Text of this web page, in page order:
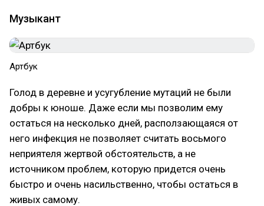
Музыкант
Артбук
Голод в деревне и усугубление мутаций не были
добры к юноше. Даже если мы позволим ему
остаться на несколько дней, расползающаяся от
него инфекция не позволяет считать восьмого
неприятеля жертвой обстоятельств, а не
источником проблем, которую придется очень
быстро и очень насильственно, чтобы остаться в
живых самому.